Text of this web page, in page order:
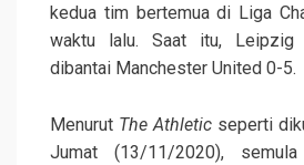
kedua tim bertemua di Liga
waktu lalu. Saat itu, Leipzig
dibantai Manchester United 0-5.
Menurut The Athletic seperti
Jumat (13/11/2020), semula